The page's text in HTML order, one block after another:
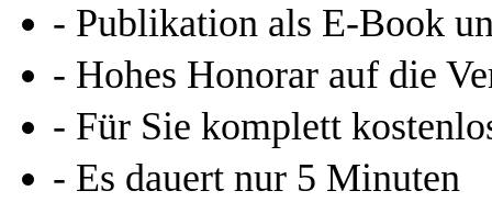
- Publikation als E-Book
- Hohes Honorar auf die
- Für Sie komplett
- Es dauert nur 5 Minuten